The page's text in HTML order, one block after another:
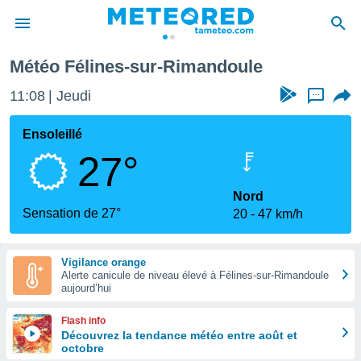
de
Météo Félines-sur-Rimandoule
11:08 Jeudi ...
Ensoleillé
27°
Sensation de 27°
Nord
20
47 km/h
Vigilance orange
Alerte canicule de niveau élevé à Félines-sur-Rimandoule
aujourd’hui
Flash info
Découvrez la tendance météo entre août et
octobre